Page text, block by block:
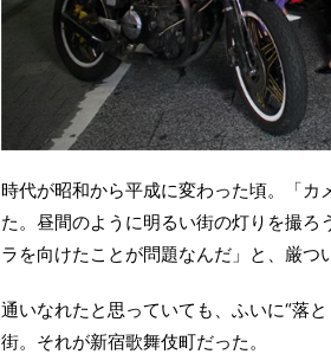
時代が昭和から平成に変わった頃。「カ
た。昼間のように明るい街の灯りを撮ろ
ラを向けたことが問題なんだ」と、厳つ
通いなれたと思っていても、ふいに“落
街。それが新宿歌舞伎町だった。